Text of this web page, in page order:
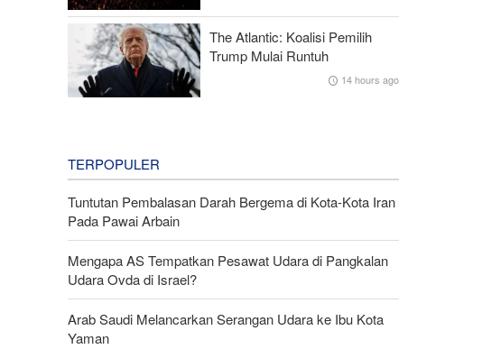
The Atlantic: Koalisi Pemilih
Trump Mulai Runtuh
14 hours ago
TERPOPULER
Tuntutan Pembalasan Darah Bergema di Kota-Kota Iran
Pada Pawai Arbain
Mengapa AS Tempatkan Pesawat Udara di Pangkalan
Udara Ovda di Israel?
Arab Saudi Melancarkan Serangan Udara ke Ibu Kota
Yaman